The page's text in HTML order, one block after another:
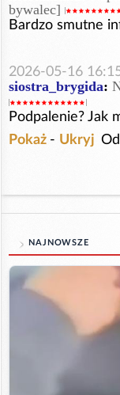
bywalec]
Bardzo smutne
2026-05-16
siostra_brygida:
Podpalenie? Jak
Pokaż - Ukryj
NAJNOWSZE